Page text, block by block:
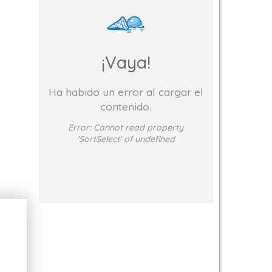
¡Vaya!
Ha habido un error al cargar el
contenido.
Error: Cannot read property
'SortSelect' of undefined